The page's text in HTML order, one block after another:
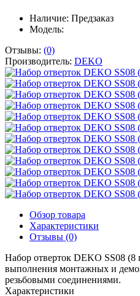
Наличие: Предзаказ
Модель:
Отзывы: (0)
Производитель: DEKO
Обзор товара
Характеристики
Отзывы (0)
Набор отверток DEKO SS08 (8
выполнения монтажных и
резьбовыми соединениями.
Характеристики